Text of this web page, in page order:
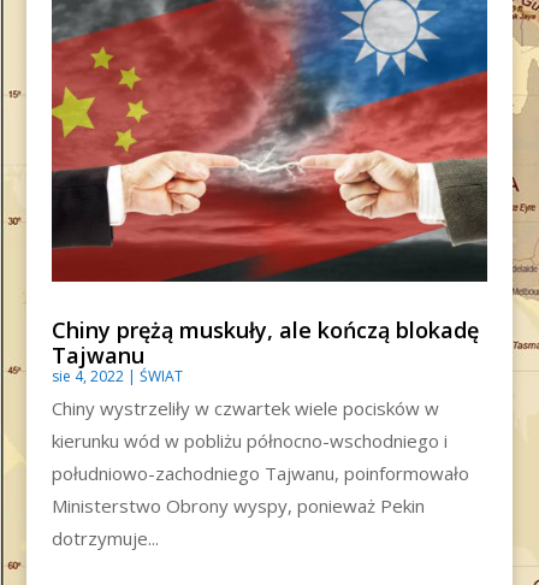
Chiny prężą muskuły, ale kończą blokadę
Tajwanu
sie 4, 2022| ŚWIAT
Chiny wystrzeliły w czwartek wiele pocisków w
kierunku wód w pobliżu północno-wschodniego i
południowo-zachodniego Tajwanu, poinformowało
Ministerstwo Obrony wyspy, ponieważ Pekin
dotrzymuje...